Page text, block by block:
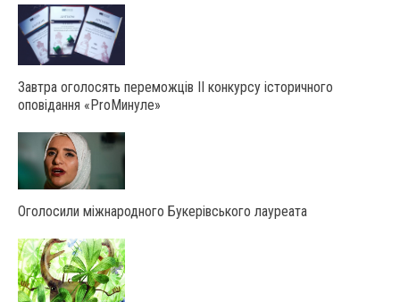
Завтра оголосять переможців ІІ конкурсу історичного
оповідання «ProМинуле»
Оголосили міжнародного Букерівського лауреата